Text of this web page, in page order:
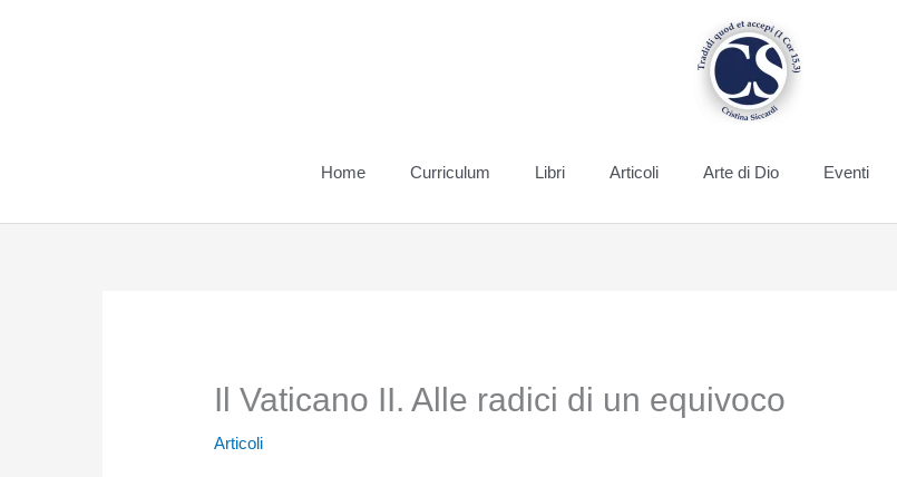
Home Curriculum Libri Articoli Arte di Dio Eventi
Il Vaticano II. Alle radici di un equivoco
Articoli